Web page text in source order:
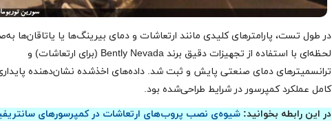
در طول تست، پارامترهای کلیدی مانند ارتعاشات و دمای بیرینگ‌ها یا یاتاقان‌ها
لحظه‌ای با استفاده از تجهیزات دقیق برند Bently Nevada (برای ارتعاشات) و
ترانسمیترهای دمای صنعتی پایش و ثبت شد. داده‌های اخذشده نشان‌دهنده
کامل عملکرد کمپرسور در شرایط طراحی‌شده بود.
در این رابطه بخوانید:شیوه‌ی نصب پروب‌های ارتعاشات در کمپرسورهای